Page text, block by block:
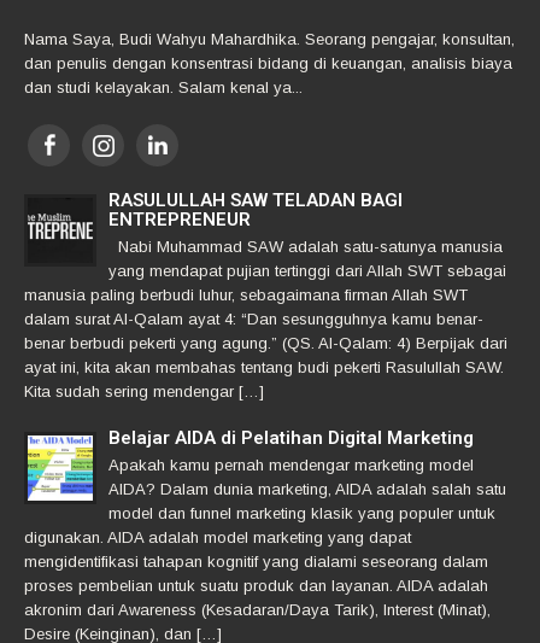
Nama Saya, Budi Wahyu Mahardhika. Seorang pengajar, konsultan,
dan penulis dengan konsentrasi bidang di keuangan, analisis biaya
dan studi kelayakan. Salam kenal ya...
RASULULLAH SAW TELADAN BAGI
ENTREPRENEUR
Nabi Muhammad SAW adalah satu-satunya manusia
yang mendapat pujian tertinggi dari Allah SWT sebagai
manusia paling berbudi luhur, sebagaimana firman Allah SWT
dalam surat Al-Qalam ayat 4: “Dan sesungguhnya kamu benar-
benar berbudi pekerti yang agung.” (QS. Al-Qalam: 4) Berpijak dari
ayat ini, kita akan membahas tentang budi pekerti Rasulullah SAW.
Kita sudah sering mendengar […]
Belajar AIDA di Pelatihan Digital Marketing
Apakah kamu pernah mendengar marketing model
AIDA? Dalam dunia marketing, AIDA adalah salah satu
model dan funnel marketing klasik yang populer untuk
digunakan. AIDA adalah model marketing yang dapat
mengidentifikasi tahapan kognitif yang dialami seseorang dalam
proses pembelian untuk suatu produk dan layanan. AIDA adalah
akronim dari Awareness (Kesadaran/Daya Tarik), Interest (Minat),
Desire (Keinginan), dan […]